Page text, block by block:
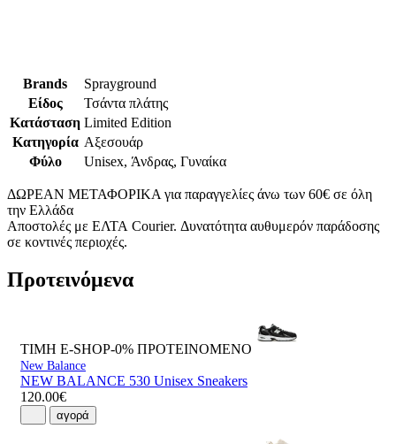
Brands
Sprayground
Είδος
Τσάντα πλάτης
Κατάσταση Limited Edition
Κατηγορία Αξεσουάρ
Φύλο
Unisex, Άνδρας, Γυναίκα
ΔΩΡΕΑΝ ΜΕΤΑΦΟΡΙΚΑ για παραγγελίες άνω των 60€ σε όλη
την Ελλάδα
Αποστολές με ΕΛΤΑ Courier. Δυνατότητα αυθυμερόν παράδοσης
σε κοντινές περιοχές.
Προτεινόμενα
ΤΙΜΗ E-SHOP-0% ΠΡΟΤΕΙΝΟΜΕΝΟ
New Balance
NEW BALANCE 530 Unisex Sneakers
120.00€
αγορά